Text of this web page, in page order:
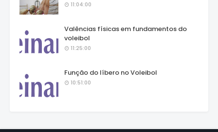
11:04:00
Valências físicas em fundamentos do
voleibol
11:25:00
Função do líbero no Voleibol
10:51:00